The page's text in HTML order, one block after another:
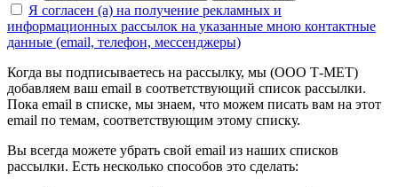
Я согласен (а) на получение рекламных и
информационных рассылок на указанные мною контактные
данные (email, телефон, мессенджеры)
Когда вы подписываетесь на рассылку, мы (ООО Т-МЕТ)
добавляем ваш email в соответствующий список рассылки.
Пока email в списке, мы знаем, что можем писать вам на этот
email по темам, соответствующим этому списку.
Вы всегда можете убрать свой email из наших списков
рассылки. Есть несколько способов это сделать: